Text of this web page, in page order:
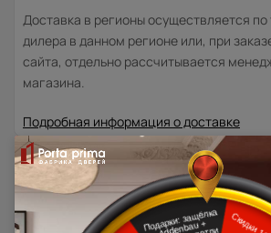
Доставка в регионы осуществляется
дилера в данном регионе или, при
сайта, отдельно рассчитывается
магазина.
Подробная информация о доставке
Товар относится к
500x1900 Двери модерн